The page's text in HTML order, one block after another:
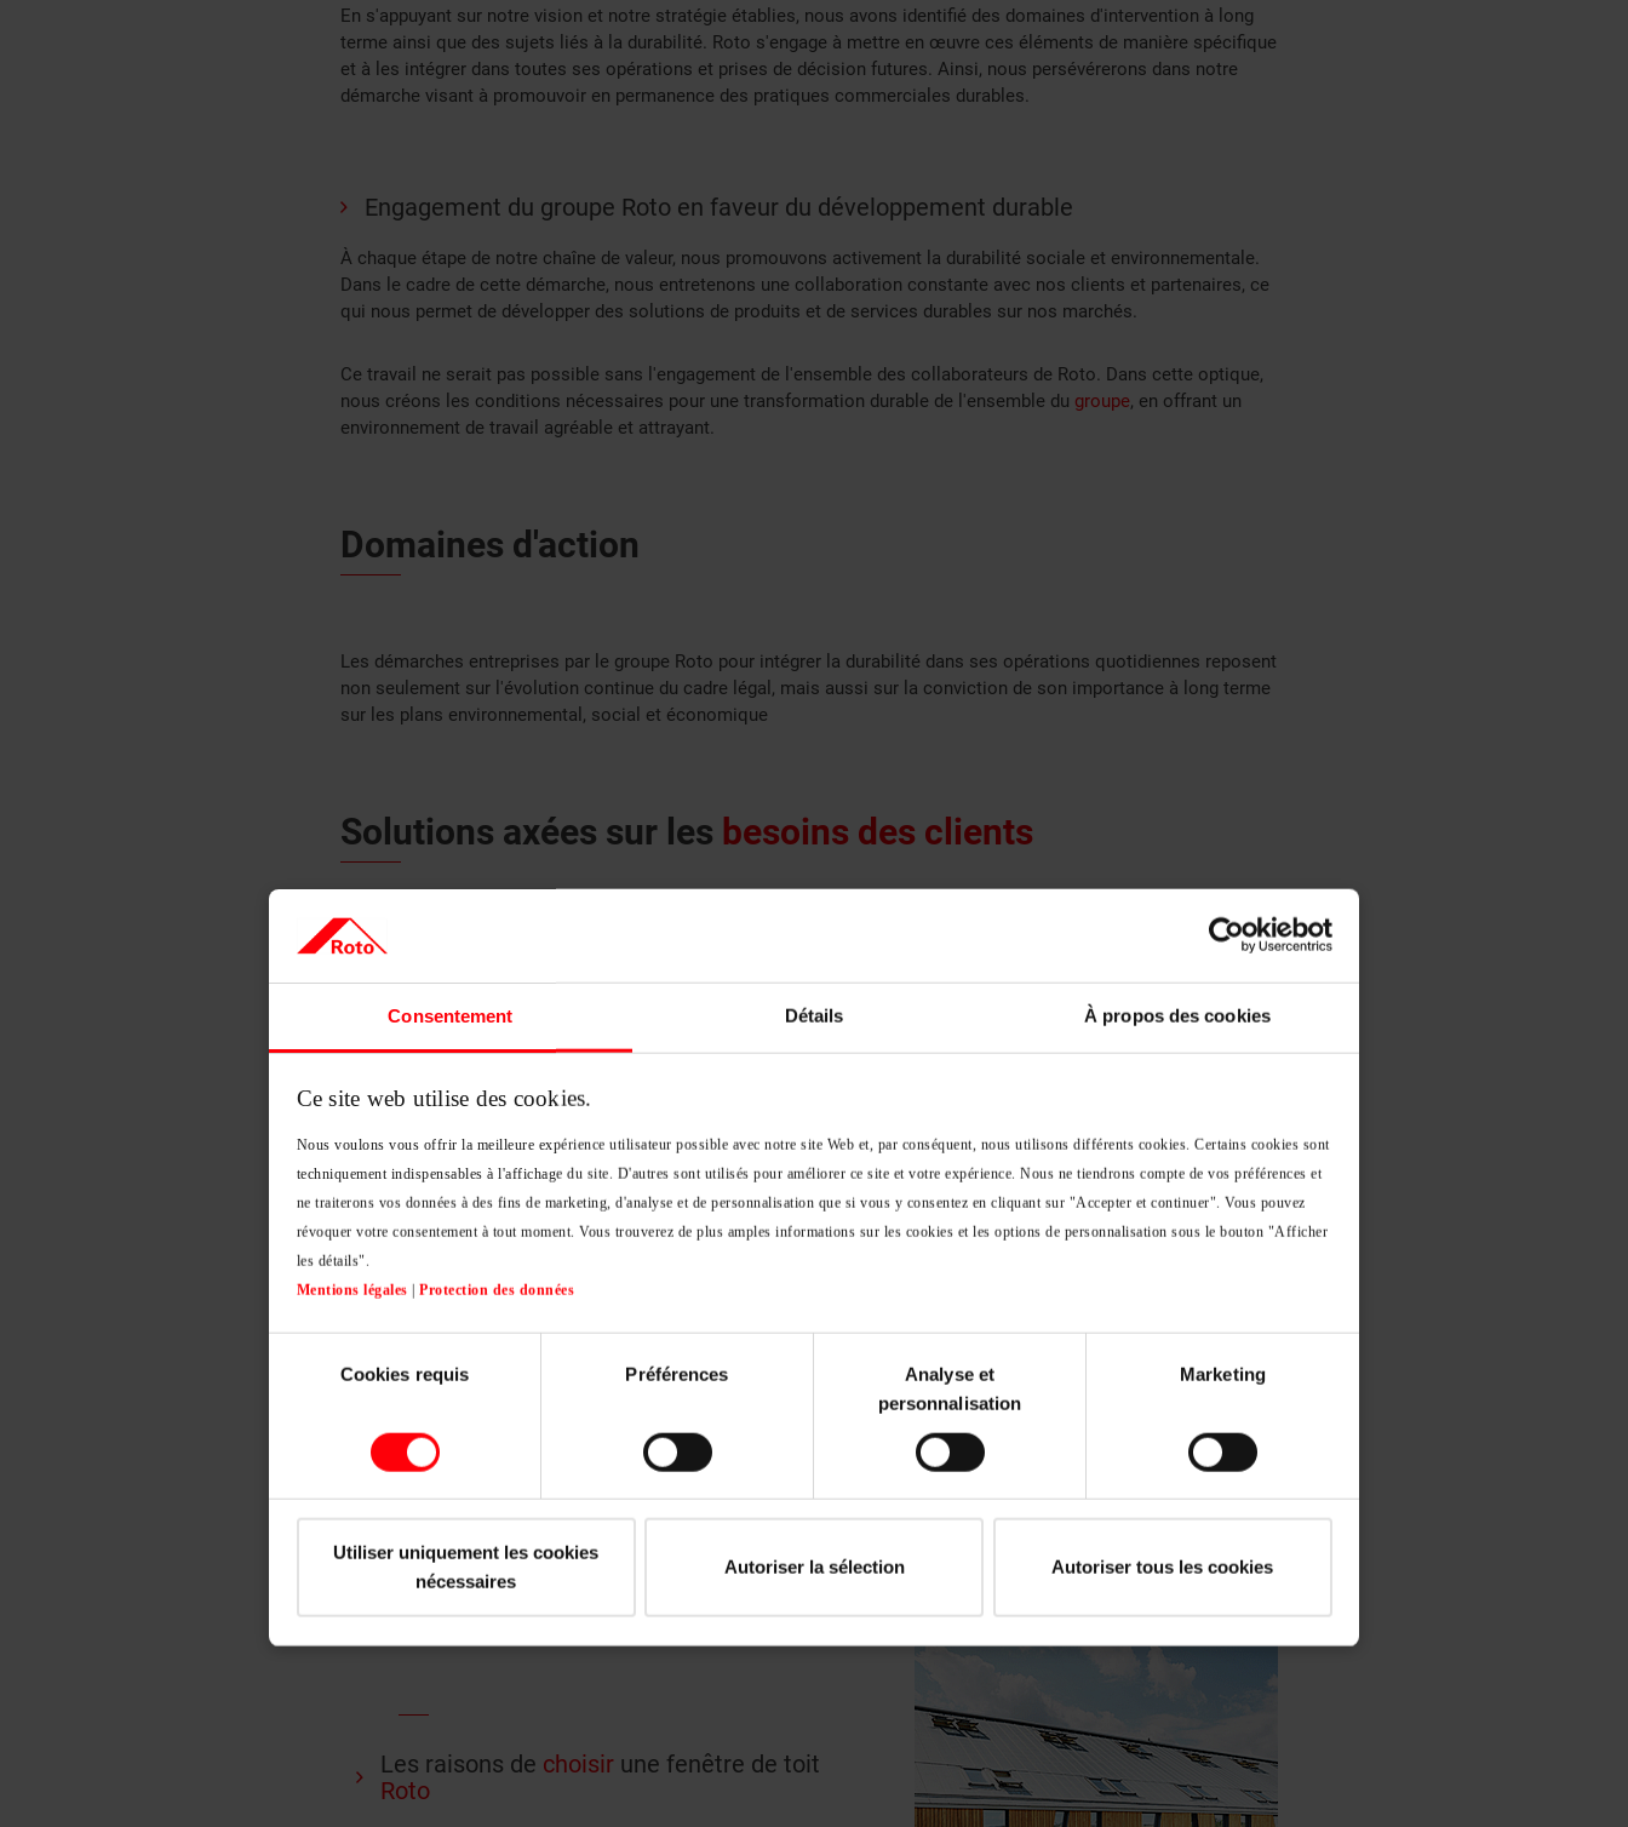
Consentement Détails À propos des cookies
Ce site web utilise des cookies.
Nous voulons vous offrir la meilleure expérience utilisateur possible avec notre site Web et, par conséquent, nous utilisons différents cookies. Certains cookies sont
techniquement indispensables à l'affichage du site. D'autres sont utilisés pour améliorer ce site et votre expérience. Nous ne tiendrons compte de vos préférences et
ne traiterons vos données à des fins de marketing, d'analyse et de personnalisation que si vous y consentez en cliquant sur "Accepter et continuer". Vous pouvez
révoquer votre consentement à tout moment. Vous trouverez de plus amples informations sur les cookies et les options de personnalisation sous le bouton "Afficher
les détails".
Mentions légales
Protection des données
Cookies requis Préférences
Analyse et
personnalisation
Marketing
Utiliser uniquement les cookies
nécessaires
Autoriser la sélection Autoriser tous les cookies
En s'appuyant sur notre vision et notre stratégie établies, nous avons identifié des domaines d'intervention à long
terme ainsi que des sujets liés à la durabilité. Roto s'engage à mettre en œuvre ces éléments de manière spécifique
et à les intégrer dans toutes ses opérations et prises de décision futures. Ainsi, nous persévérerons dans notre
démarche visant à promouvoir en permanence des pratiques commerciales durables.
Engagement du groupe Roto en faveur du développement durable
À chaque étape de notre chaîne de valeur, nous promouvons activement la durabilité sociale et environnementale.
Dans le cadre de cette démarche, nous entretenons une collaboration constante avec nos clients et partenaires, ce
qui nous permet de développer des solutions de produits et de services durables sur nos marchés.
Ce travail ne serait pas possible sans l'engagement de l'ensemble des collaborateurs de Roto. Dans cette optique,
nous créons les conditions nécessaires pour une transformation durable de l'ensemble du groupe, en offrant un
environnement de travail agréable et attrayant.
Domaines d'action
Les démarches entreprises par le groupe Roto pour intégrer la durabilité dans ses opérations quotidiennes reposent
non seulement sur l'évolution continue du cadre légal, mais aussi sur la conviction de son importance à long terme
sur les plans environnemental, social et économique
Solutions axées sur les besoins des clients
Notre engagement se traduit par la création de bénéfices durables et tangibles, avec une priorité absolue accordée à
long du processus de création de valeur, ainsi que tout au long du cycle de vie des produits.
avec la meilleure valeur Uw
Les raisons de choisir une fenêtre de toit
Roto